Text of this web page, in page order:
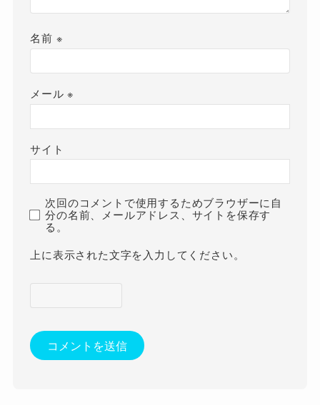
名前 ※
メール※
サイト
次回のコメントで使用するためブラウザーに自
分の名前、メールアドレス、サイトを保存す
る。
上に表示された文字を入力してください。